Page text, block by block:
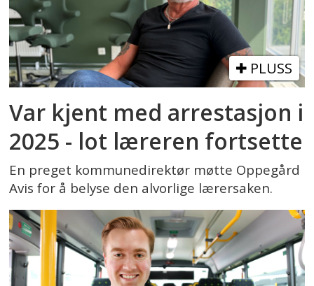
PLUSS
Var kjent med arrestasjon i
2025 - lot læreren fortsette
En preget kommunedirektør møtte Oppegård
Avis for å belyse den alvorlige lærersaken.